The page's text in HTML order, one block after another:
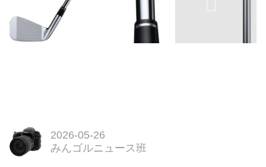
2026-05-26
みんゴルニュース班